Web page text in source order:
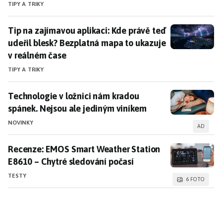
TIPY A TRIKY
Tip na zajímavou aplikaci: Kde právě teď udeřil
Tip na zajímavou aplikaci: Kde právě teď
udeřil blesk? Bezplatná mapa to ukazuje
v reálném čase
TIPY A TRIKY
Technologie v ložnici nám kradou spánek. Nejsou
Technologie v ložnici nám kradou
spánek. Nejsou ale jediným viníkem
NOVINKY AD
Recenze: EMOS Smart Weather Station E8610 –
Recenze: EMOS Smart Weather Station
E8610 – Chytré sledování počasí
TESTY 6 FOTO